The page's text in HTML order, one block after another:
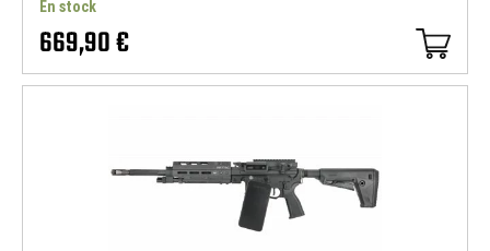
En stock
669,90 €